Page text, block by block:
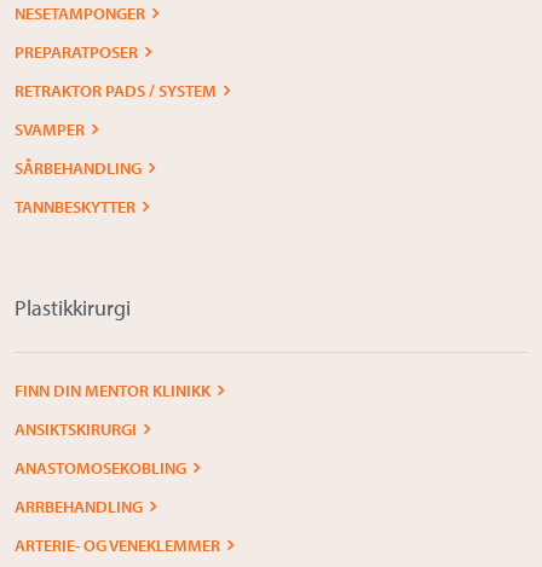
NESETAMPONGER
PREPARATPOSER
RETRAKTOR PADS / SYSTEM
SVAMPER
SÅRBEHANDLING
TANNBESKYTTER
Plastikkirurgi
FINN DIN MENTOR KLINIKK
ANSIKTSKIRURGI
ANASTOMOSEKOBLING
ARRBEHANDLING
ARTERIE- OG VENEKLEMMER